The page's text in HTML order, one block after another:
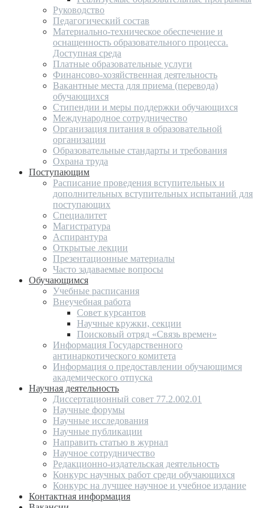
Руководство
Педагогический состав
Материально-техническое обеспечение и
оснащенность образовательного процесса.
Доступная среда
Платные образовательные услуги
Финансово-хозяйственная деятельность
Вакантные места для приема (перевода)
обучающихся
Стипендии и меры поддержки обучающихся
Международное сотрудничество
Организация питания в образовательной
организации
Образовательные стандарты и требования
Охрана труда
Поступающим
Расписание проведения вступительных и
дополнительных вступительных испытаний для
поступающих
Специалитет
Магистратура
Аспирантура
Открытые лекции
Презентационные материалы
Часто задаваемые вопросы
Обучающимся
Учебные расписания
Внеучебная работа
Совет курсантов
Научные кружки, секции
Поисковый отряд «Связь времен»
Информация Государственного
антинаркотического комитета
Информация о предоставлении обучающимся
академического отпуска
Научная деятельность
Диссертационный совет 77.2.002.01
Научные форумы
Научные исследования
Научные публикации
Направить статью в журнал
Научное сотрудничество
Редакционно-издательская деятельность
Конкурс научных работ среди обучающихся
Конкурс на лучшее научное и учебное издание
Контактная информация